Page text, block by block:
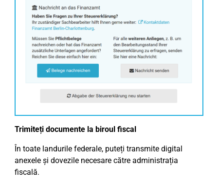
Trimiteți documente la biroul fiscal
În toate landurile federale, puteți transmite digital
anexele și dovezile necesare către administrația
fiscală.